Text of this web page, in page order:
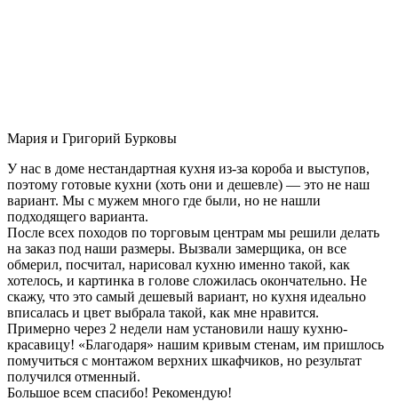
Мария и Григорий Бурковы
У нас в доме нестандартная кухня из-за короба и выступов,
поэтому готовые кухни (хоть они и дешевле) — это не наш
вариант. Мы с мужем много где были, но не нашли
подходящего варианта.
После всех походов по торговым центрам мы решили делать
на заказ под наши размеры. Вызвали замерщика, он все
обмерил, посчитал, нарисовал кухню именно такой, как
хотелось, и картинка в голове сложилась окончательно. Не
скажу, что это самый дешевый вариант, но кухня идеально
вписалась и цвет выбрала такой, как мне нравится.
Примерно через 2 недели нам установили нашу кухню-
красавицу! «Благодаря» нашим кривым стенам, им пришлось
помучиться с монтажом верхних шкафчиков, но результат
получился отменный.
Большое всем спасибо! Рекомендую!